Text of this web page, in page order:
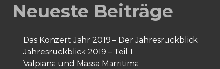
Neueste Beiträge
Das Konzert Jahr 2019 – Der Jahresrückblick
Jahresrückblick 2019 – Teil 1
Valpiana und Massa Marritima